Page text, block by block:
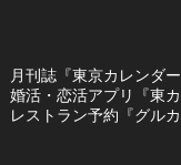
月刊誌『東京カレンダー
婚活・恋活アプリ『東カ
レストラン予約『グル